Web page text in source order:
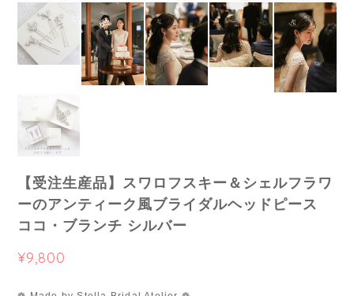
【受注生産品】スワロフスキー＆シェルフラワ
ーのアンティーク風ブライダルヘッドピース
ココ・ブランチ シルバー
¥9,800